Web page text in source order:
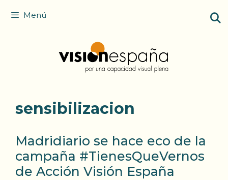
Menú
sensibilizacion
Madridiario se hace eco de la
campaña #TienesQueVernos
de Acción Visión España